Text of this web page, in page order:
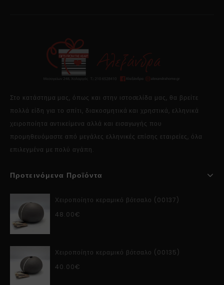
Στο κατάστημα μας, όπως και στην ιστοσελίδα μας, θα βρείτε
πολλά είδη για το σπίτι, διακοσμητικά και χρηστικά, ελληνικά
χειροποίητα αντικείμενα αλλά και εισαγωγής που
προμηθευόμαστε από μεγάλες ελληνικές επίσης εταιρείες, όλα
επιλεγμένα με πολύ αγάπη.
Προτεινόμενα Προϊόντα
Χειροποίητο κεραμικό βότσαλο (00137)
48.00€
Χειροποίητο κεραμικό βότσαλο (00135)
40.00€